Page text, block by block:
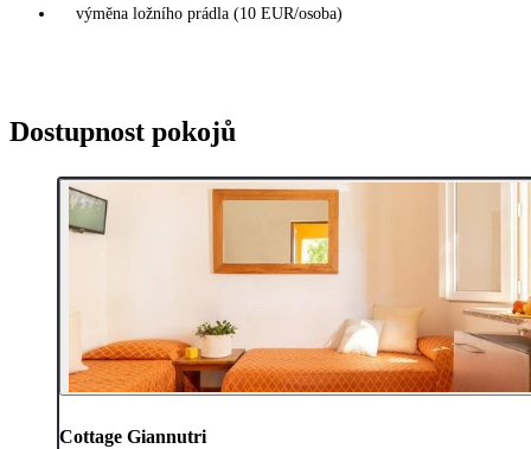
výměna ložního prádla (10 EUR/osoba)
Dostupnost pokojů
Cottage Giannutri